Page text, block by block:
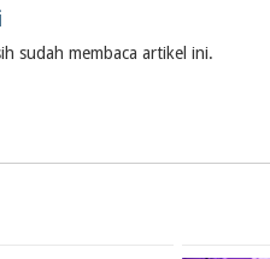
sudah membaca artikel ini.